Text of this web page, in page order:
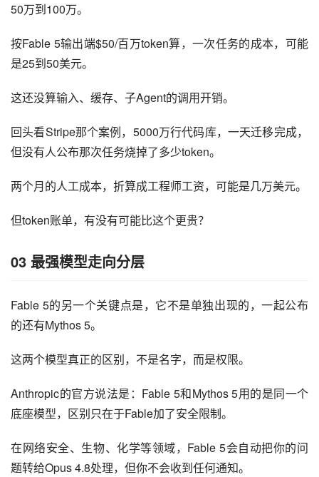
50万到100万。
按Fable 5输出端$50/百万token算，一次任务的成本，可能
是25到50美元。
这还没算输入、缓存、子Agent的调用开销。
回头看Stripe那个案例，5000万行代码库，一天迁移完成，
但没有人公布那次任务烧掉了多少token。
两个月的人工成本，折算成工程师工资，可能是几万美元。
但token账单，有没有可能比这个更贵？
03 最强模型走向分层
Fable 5的另一个关键点是，它不是单独出现的，一起公布
的还有Mythos 5。
这两个模型真正的区别，不是名字，而是权限。
Anthropic的官方说法是：Fable 5和Mythos 5用的是同一个
底座模型，区别只在于Fable加了安全限制。
在网络安全、生物、化学等领域，Fable 5会自动把你的问
题转给Opus 4.8处理，但你不会收到任何通知。